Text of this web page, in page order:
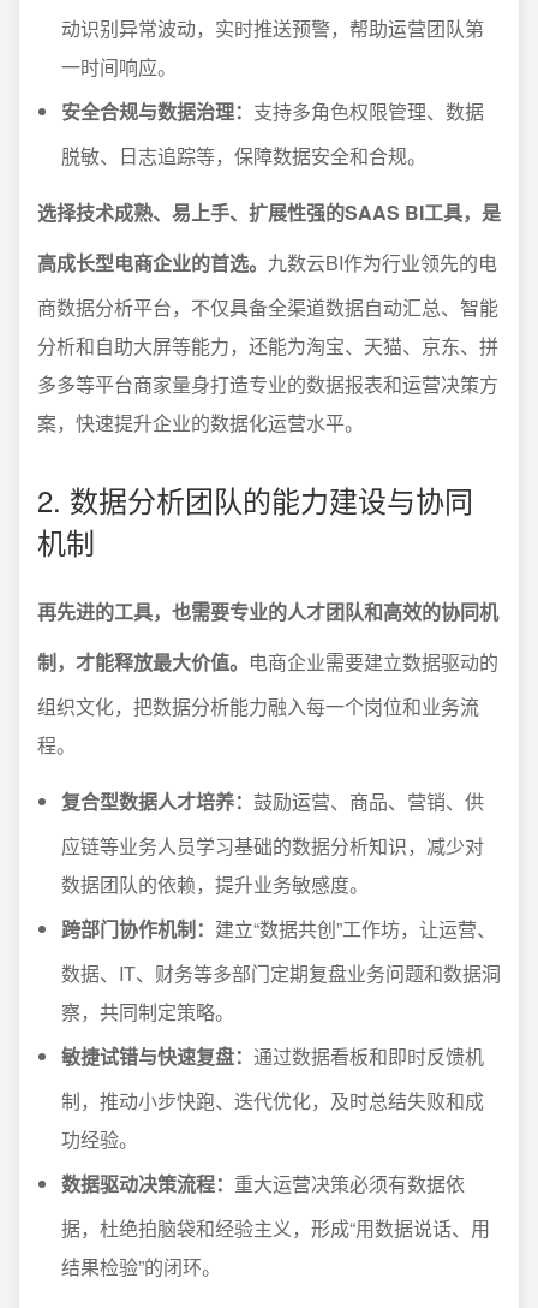
动识别异常波动，实时推送预警，帮助运营团队第
一时间响应。
安全合规与数据治理： 支持多角色权限管理、数据
脱敏、日志追踪等，保障数据安全和合规。
选择技术成熟、易上手、扩展性强的SAAS BI工具，是
高成长型电商企业的首选。 九数云BI作为行业领先的电
商数据分析平台，不仅具备全渠道数据自动汇总、智能
分析和自助大屏等能力，还能为淘宝、天猫、京东、拼
多多等平台商家量身打造专业的数据报表和运营决策方
案，快速提升企业的数据化运营水平。
2. 数据分析团队的能力建设与协同
机制
再先进的工具，也需要专业的人才团队和高效的协同机
制，才能释放最大价值。 电商企业需要建立数据驱动的
组织文化，把数据分析能力融入每一个岗位和业务流
程。
复合型数据人才培养： 鼓励运营、商品、营销、供
应链等业务人员学习基础的数据分析知识，减少对
数据团队的依赖，提升业务敏感度。
跨部门协作机制： 建立“数据共创”工作坊，让运营、
数据、IT、财务等多部门定期复盘业务问题和数据洞
察，共同制定策略。
敏捷试错与快速复盘： 通过数据看板和即时反馈机
制，推动小步快跑、迭代优化，及时总结失败和成
功经验。
数据驱动决策流程： 重大运营决策必须有数据依
据，杜绝拍脑袋和经验主义，形成“用数据说话、用
结果检验”的闭环。